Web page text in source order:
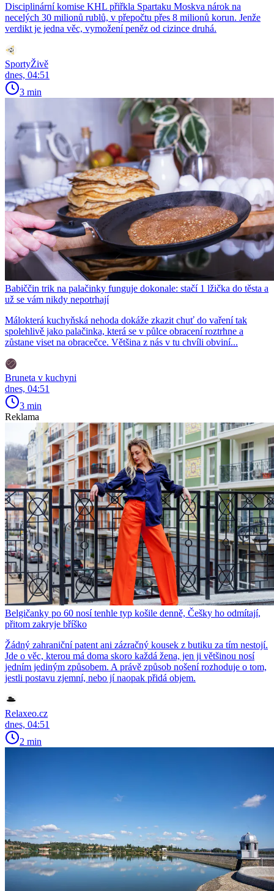
Disciplinární komise KHL přiřkla Spartaku Moskva nárok na
necelých 30 milionů rublů, v přepočtu přes 8 milionů korun. Jenže
verdikt je jedna věc, vymožení peněz od cizince druhá.
SportyŽivě
dnes, 04:51
3 min
Babiččin trik na palačinky funguje dokonale: stačí 1 lžička do těsta a
už se vám nikdy nepotrhají
Málokterá kuchyňská nehoda dokáže zkazit chuť do vaření tak
spolehlivě jako palačinka, která se v půlce obracení roztrhne a
zůstane viset na obracečce. Většina z nás v tu chvíli obviní...
Bruneta v kuchyni
dnes, 04:51
3 min
Reklama
Belgičanky po 60 nosí tenhle typ košile denně, Češky ho odmítají,
přitom zakryje bříško
Žádný zahraniční patent ani zázračný kousek z butiku za tím nestojí.
Jde o věc, kterou má doma skoro každá žena, jen ji většinou nosí
jedním jediným způsobem. A právě způsob nošení rozhoduje o tom,
jestli postavu zjemní, nebo jí naopak přidá objem.
Relaxeo.cz
dnes, 04:51
2 min